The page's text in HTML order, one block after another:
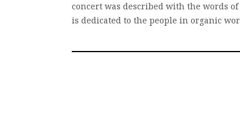
concert was described with the words
is dedicated to the people in organic